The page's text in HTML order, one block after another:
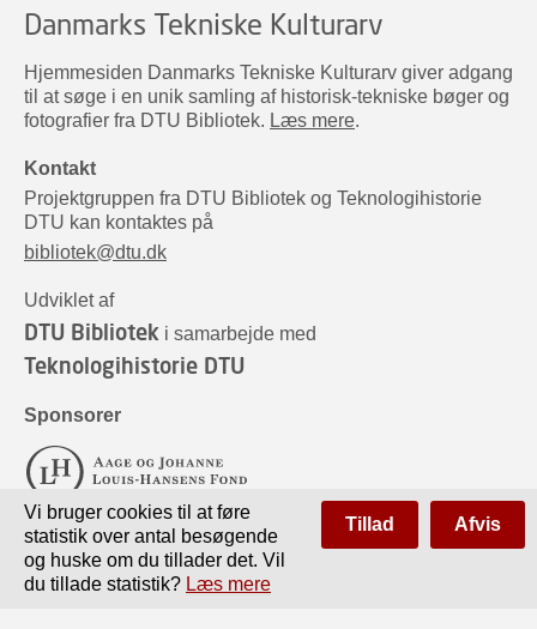
Danmarks Tekniske Kulturarv
Hjemmesiden Danmarks Tekniske Kulturarv giver adgang
til at søge i en unik samling af historisk-tekniske bøger og
fotografier fra DTU Bibliotek. Læs mere.
Kontakt
Projektgruppen fra DTU Bibliotek og Teknologihistorie
DTU kan kontaktes på
bibliotek@dtu.dk
Udviklet af
DTU Bibliotek i samarbejde med
Teknologihistorie DTU
Sponsorer
Vi bruger cookies til at føre
statistik over antal besøgende
og huske om du tillader det. Vil
du tillade statistik? Læs mere
Tillad Afvis